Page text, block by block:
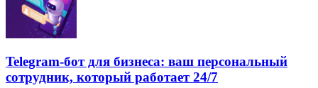
Telegram-бот для бизнеса: ваш персональный
сотрудник, который работает 24/7